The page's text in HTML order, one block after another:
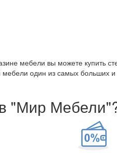
мебели вы можете купить
один из самых больших и
"Мир